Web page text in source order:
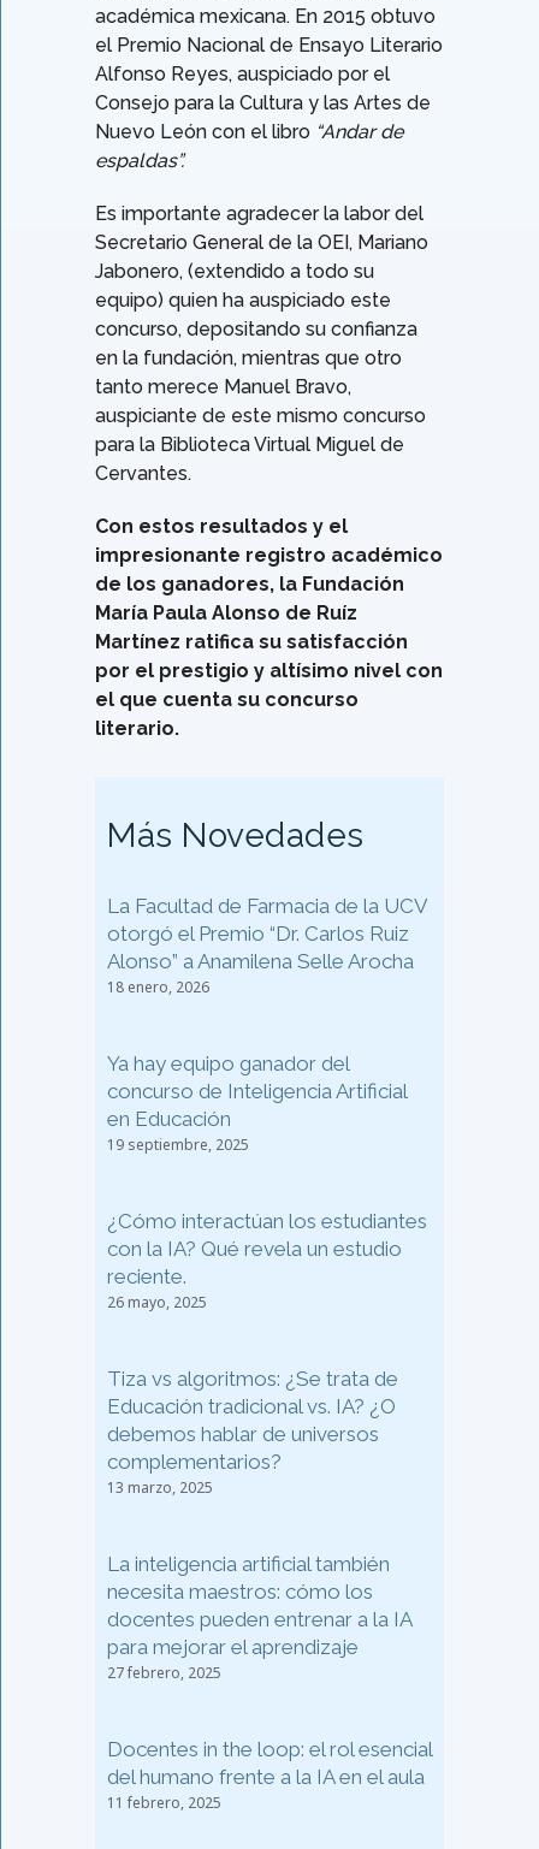
académica mexicana. En 2015 obtuvo
el Premio Nacional de Ensayo Literario
Alfonso Reyes, auspiciado por el
Consejo para la Cultura y las Artes de
Nuevo León con el libro “Andar de
espaldas”.
Es importante agradecer la labor del
Secretario General de la OEI, Mariano
Jabonero, (extendido a todo su
equipo) quien ha auspiciado este
concurso, depositando su confianza
en la fundación, mientras que otro
tanto merece Manuel Bravo,
auspiciante de este mismo concurso
para la Biblioteca Virtual Miguel de
Cervantes.
Con estos resultados y el
impresionante registro académico
de los ganadores, la Fundación
María Paula Alonso de Ruíz
Martínez ratifica su satisfacción
por el prestigio y altísimo nivel con
el que cuenta su concurso
literario.
Más Novedades
La Facultad de Farmacia de la UCV
otorgó el Premio “Dr. Carlos Ruiz
Alonso” a Anamilena Selle Arocha
18 enero, 2026
Ya hay equipo ganador del
concurso de Inteligencia Artificial
en Educación
19 septiembre, 2025
¿Cómo interactúan los estudiantes
con la IA? Qué revela un estudio
reciente.
26 mayo, 2025
Tiza vs algoritmos: ¿Se trata de
Educación tradicional vs. IA? ¿O
debemos hablar de universos
complementarios?
13 marzo, 2025
La inteligencia artificial también
necesita maestros: cómo los
docentes pueden entrenar a la IA
para mejorar el aprendizaje
27 febrero, 2025
Docentes in the loop: el rol esencial
del humano frente a la IA en el aula
11 febrero, 2025